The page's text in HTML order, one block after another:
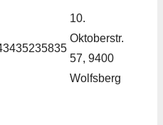
10.
Oktoberstr.
57, 9400
Wolfsberg